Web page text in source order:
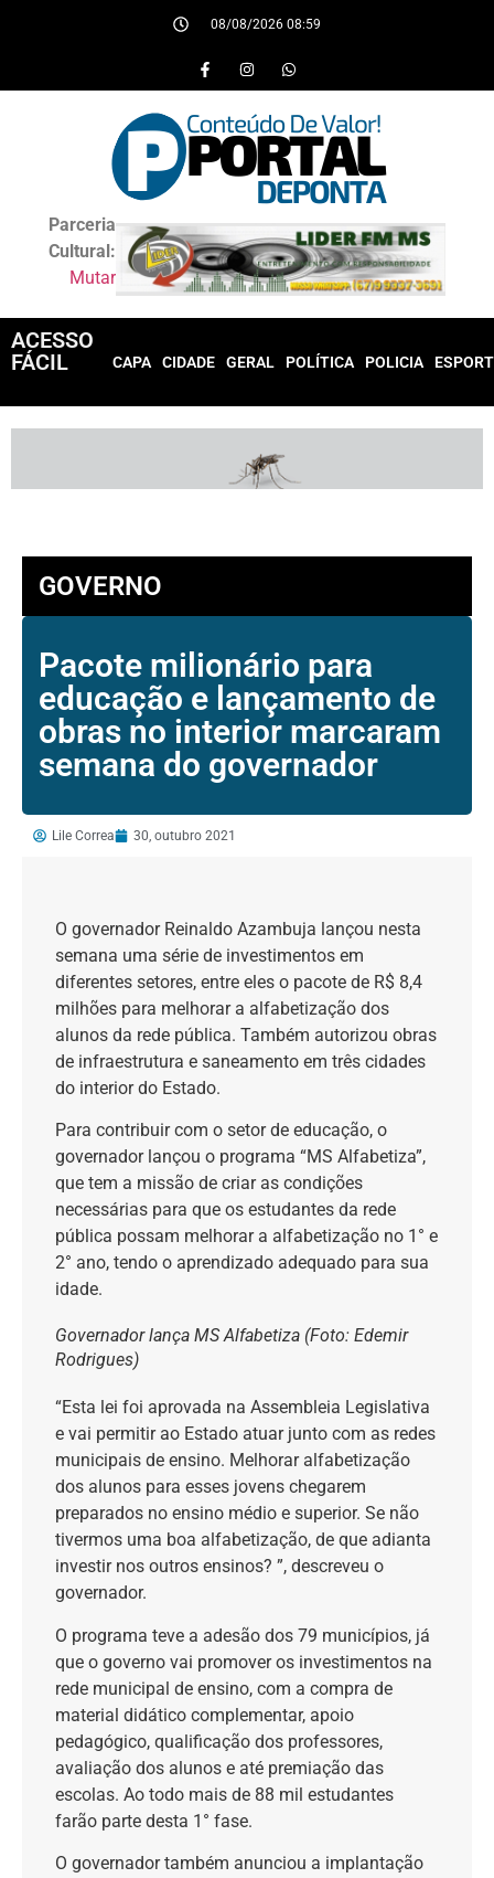
08/08/2026 08:59
Parceria
Cultural:
Mutar
ACESSO
FÁCIL
CAPA CIDADE GERAL POLÍTICA POLICIA
GOVERNO
Pacote milionário para
educação e lançamento de
obras no interior marcaram
semana do governador
Lile Correa 30, outubro 2021
O governador Reinaldo Azambuja lançou nesta
semana uma série de investimentos em
diferentes setores, entre eles o pacote de R$ 8,4
milhões para melhorar a alfabetização dos
alunos da rede pública. Também autorizou obras
de infraestrutura e saneamento em três cidades
do interior do Estado.
Para contribuir com o setor de educação, o
governador lançou o programa “MS Alfabetiza”,
que tem a missão de criar as condições
necessárias para que os estudantes da rede
pública possam melhorar a alfabetização no 1° e
2° ano, tendo o aprendizado adequado para sua
idade.
Governador lança MS Alfabetiza (Foto: Edemir
Rodrigues)
“Esta lei foi aprovada na Assembleia Legislativa
e vai permitir ao Estado atuar junto com as redes
municipais de ensino. Melhorar alfabetização
dos alunos para esses jovens chegarem
preparados no ensino médio e superior. Se não
tivermos uma boa alfabetização, de que adianta
investir nos outros ensinos? ”, descreveu o
governador.
O programa teve a adesão dos 79 municípios, já
que o governo vai promover os investimentos na
rede municipal de ensino, com a compra de
material didático complementar, apoio
pedagógico, qualificação dos professores,
avaliação dos alunos e até premiação das
escolas. Ao todo mais de 88 mil estudantes
farão parte desta 1° fase.
O governador também anunciou a implantação